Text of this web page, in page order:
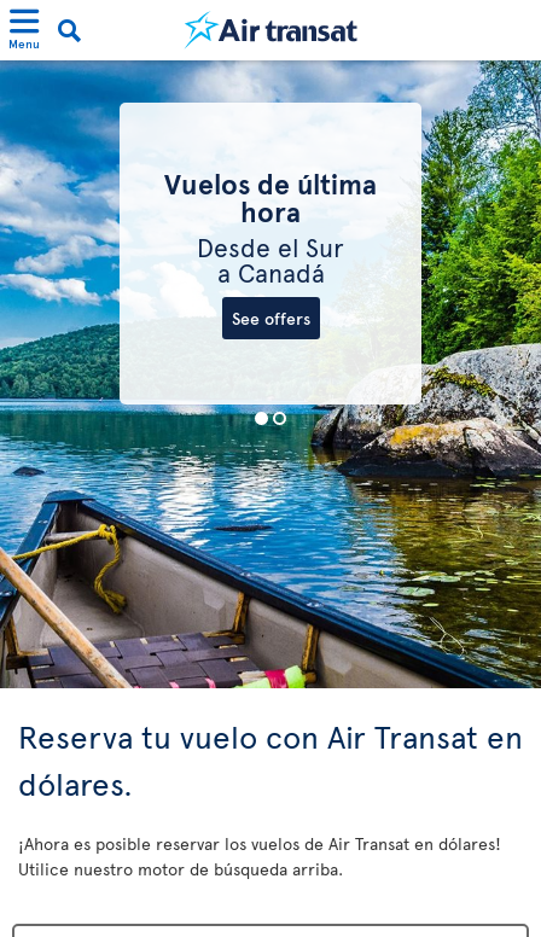
Menu
Vuelos de última
hora
Desde el Sur
a Canadá
See offers
Reserva tu vuelo con Air Transat en
dólares.
¡Ahora es posible reservar los vuelos de Air Transat en dólares!
Utilice nuestro motor de búsqueda arriba.